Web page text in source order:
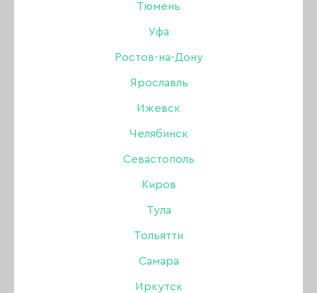
Тюмень
Уфа
Ростов-на-Дону
Ярославль
Ижевск
Челябинск
Севастополь
Киров
Тула
Тольятти
Самара
Иркутск
кольце, 50 шт